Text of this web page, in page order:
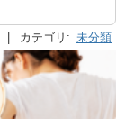
| カテゴリ: 未分類